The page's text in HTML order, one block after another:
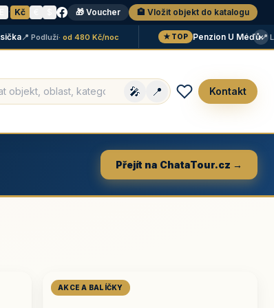
· Kč 🎁 Voucher 🏨 Vložit objekt do katalogu
📍 Podluží· od 480 Kč/noc ★ TOP Penzion U Méďů📍 Lipno
×
🎤 📍 Kontakt
Přejít na ChataTour.cz →
AKCE A BALÍČKY